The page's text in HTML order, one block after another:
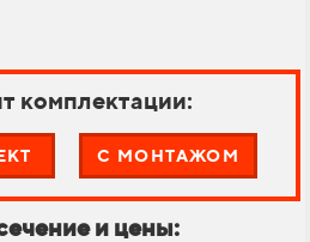
комплектации:
С МОНТАЖОМ
и цены: